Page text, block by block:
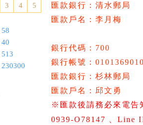
3 4 5
58
40
513
230300
匯款銀行：清水郵局
匯款戶名：李月梅
銀行代碼：700
銀行帳號：
匯款銀行：杉林郵局
匯款戶名：邱文勇
※匯款後請務必來電告
0939-O78147
、Line